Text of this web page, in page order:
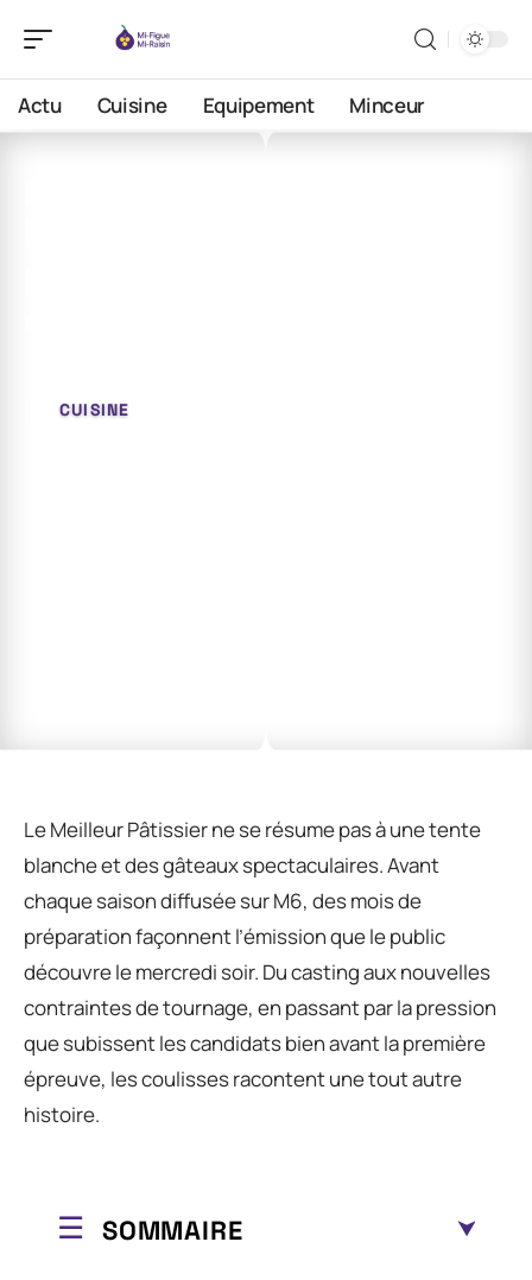
Actu Cuisine Equipement Minceur
CUISINE
Le Meilleur Pâtissier ne se résume pas à une tente
blanche et des gâteaux spectaculaires. Avant
chaque saison diffusée sur M6, des mois de
préparation façonnent l’émission que le public
découvre le mercredi soir. Du casting aux nouvelles
contraintes de tournage, en passant par la pression
que subissent les candidats bien avant la première
épreuve, les coulisses racontent une tout autre
histoire.
SOMMAIRE